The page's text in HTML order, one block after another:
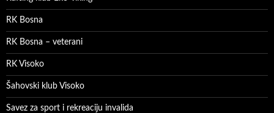
RK Bosna
RK Bosna – veterani
RK Visoko
Šahovski klub Visoko
Savez za sport i rekreaciju invalida